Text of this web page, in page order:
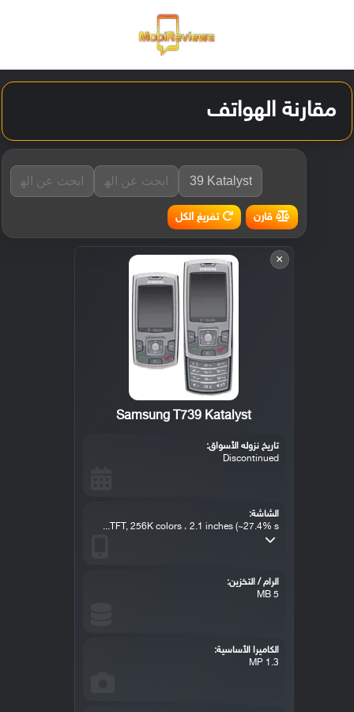
مقارنة الهواتف
قارن تفريغ الكل
×
Samsung T739 Katalyst
تاريخ نزوله الأسواق:
Discontinued
الشاشة:
TFT, 256K colors ، 2.1 inches (~27.4% s...
الرام / التخزين:
5 MB
الكاميرا الأساسية:
1.3 MP